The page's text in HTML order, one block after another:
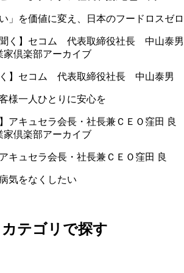
」を価値に変え、日本のフードロスゼ
家倶楽部アーカイブ
く】セコム 代表取締役社長 中山泰男
様一人ひとりに安心を
家倶楽部アーカイブ
キュセラ会長・社長兼ＣＥＯ窪田 良
気をなくしたい
カテゴリで探す